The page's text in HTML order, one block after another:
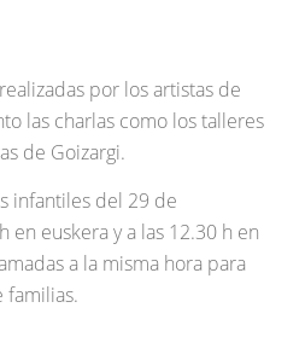
por los artistas de
las charlas como los talleres
de Goizargi.
infantiles del 29 de
en euskera y a las 12.30 h en
a la misma hora para
familias.